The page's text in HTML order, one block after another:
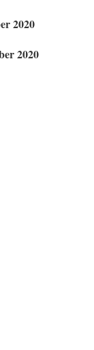
2020
2020